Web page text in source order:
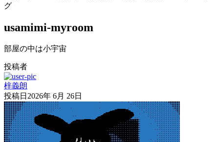
グ
usamimi-myroom
部屋の中は小宇宙
投稿者
梓義朗
投稿日 2026年 6月 26日